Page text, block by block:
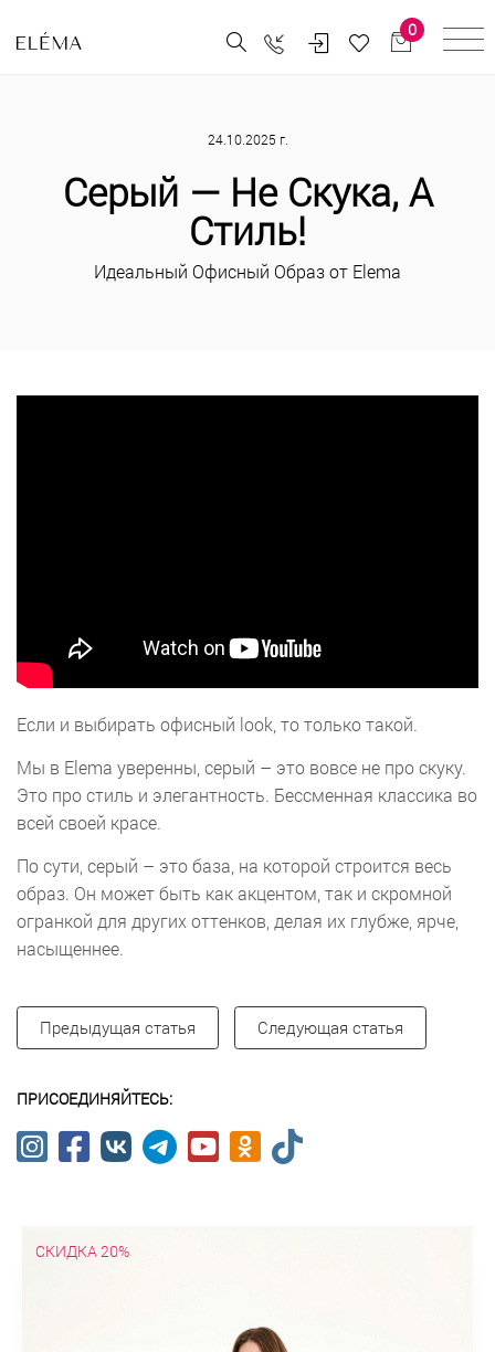
0
24.10.2025 г.
Серый — Не Скука, А
Стиль!
Идеальный Офисный Образ от Elema
Если и выбирать офисный look, то только такой.
Мы в Elema уверенны, серый – это вовсе не про скуку.
Это про стиль и элегантность. Бессменная классика во
всей своей красе.
По сути, серый – это база, на которой строится весь
образ. Он может быть как акцентом, так и скромной
огранкой для других оттенков, делая их глубже, ярче,
насыщеннее.
Предыдущая статья Следующая статья
ПРИСОЕДИНЯЙТЕСЬ:
СКИДКА 20%